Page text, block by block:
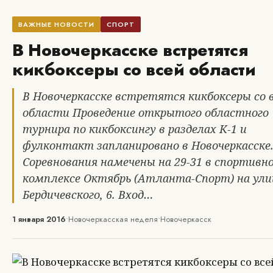
ВАЖНЫЕ НОВОСТИ СПОРТ
В Новочеркасске встретятся
кикбоксеры со всей области
В Новочеркасске встретятся кикбоксеры со
области Проведение открытого областного
турнира по кикбоксингу в разделах К-1 и
фулконтакт запланировано в Новочеркасске.
Соревнования намечены на 29-31 в
комплексе Октябрь (Атланта-Спорт) на
Бердичевского, 6. Вход…
1 января 2016•Новочеркасская неделя•Новочеркасск